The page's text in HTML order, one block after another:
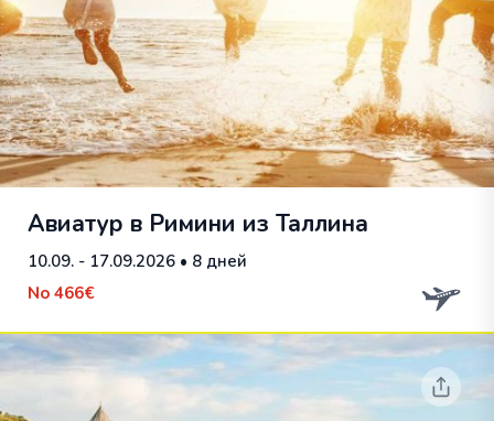
Авиатур в Римини из Таллина
10.09. - 17.09.2026 • 8 дней
No 466€